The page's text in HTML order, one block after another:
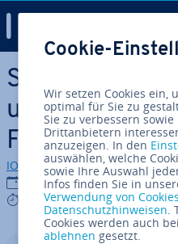
Zum Haupt­in­halt springen
Schrift­art
und kostenlos
Font
IONOS Redaktion
02.06.2025
5 mins
Cookie-
Wir setzen Cookies ein,
optimal für Sie zu
Sie zu verbessern
Drittanbietern
anzuzeigen. In den
auswählen, welche
sowie Ihre Auswahl
Infos finden Sie in
Verwendung von Cookies
Datenschutzhinweisen.
Cookies werden auch
ablehnen gesetzt.